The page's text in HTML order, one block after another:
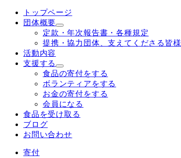
トップページ
団体概要
定款・年次報告書・各種規定
提携・協力団体、支えてくださる皆様
活動内容
支援する
食品の寄付をする
ボランティアをする
お金の寄付をする
会員になる
食品を受け取る
ブログ
お問い合わせ
寄付